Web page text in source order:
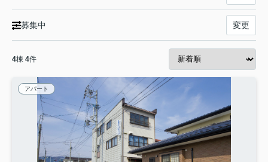
募集中 変更
4棟 4件
アパート